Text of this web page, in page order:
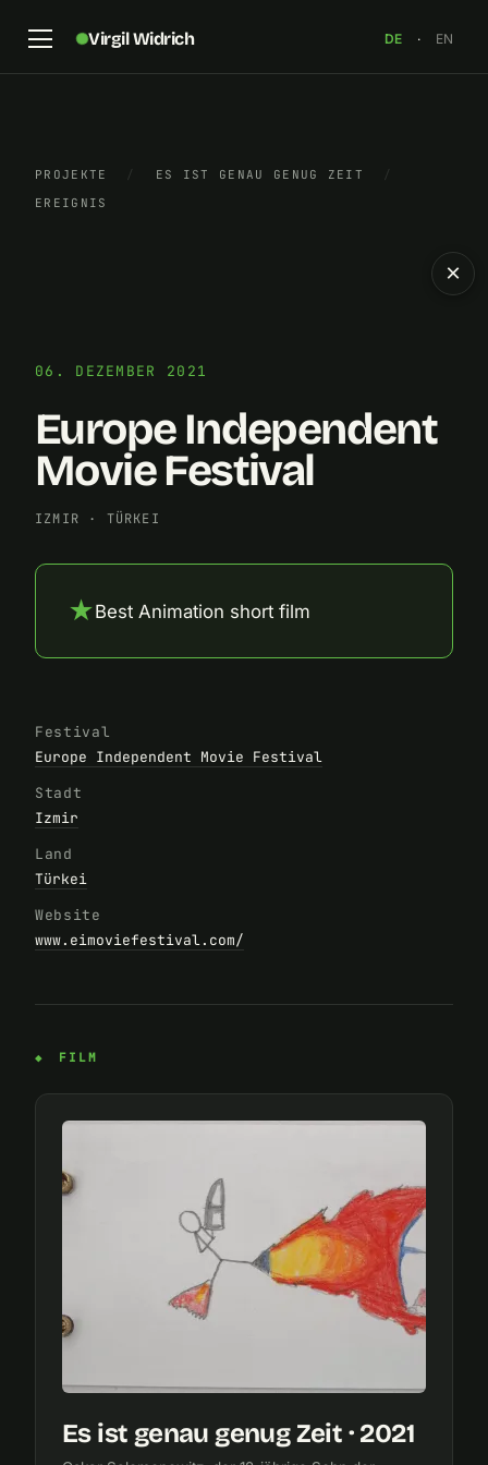
Virgil Widrich DE · EN
PROJEKTE / ES IST GENAU GENUG ZEIT
/
EREIGNIS
06. DEZEMBER 2021
Europe Independent
Movie Festival
IZMIR · TÜRKEI
★Best Animation short film
Festival
Europe Independent Movie Festival
Stadt
Izmir
Land
Türkei
Website
www.eimoviefestival.com/
FILM
Es ist genau genug Zeit · 2021
×